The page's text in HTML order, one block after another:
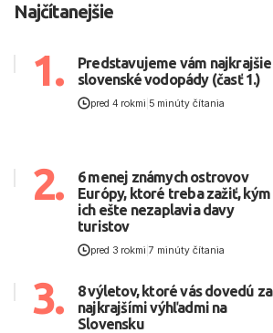
Najčítanejšie
1.
Predstavujeme vám najkrajšie
slovenské vodopády (časť 1.)
pred 4 rokmi 5 minúty čítania
2.
6 menej známych ostrovov
Európy, ktoré treba zažiť, kým
ich ešte nezaplavia davy
turistov
pred 3 rokmi |7 minúty čítania
3.
8 výletov, ktoré vás dovedú za
najkrajšími výhľadmi na
Slovensku